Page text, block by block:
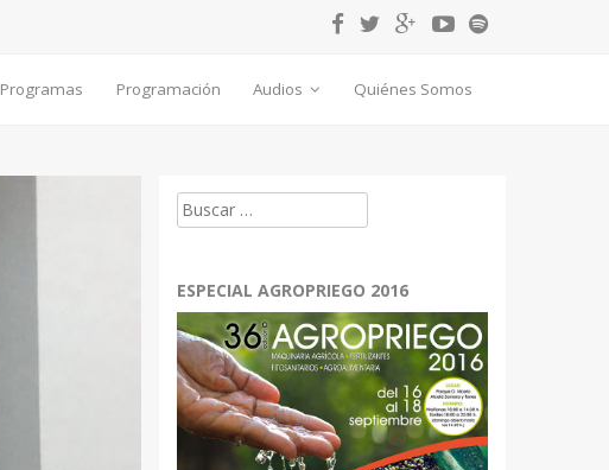
Programas Programación Audios Quiénes Somos
Buscar:
ESPECIAL AGROPRIEGO 2016